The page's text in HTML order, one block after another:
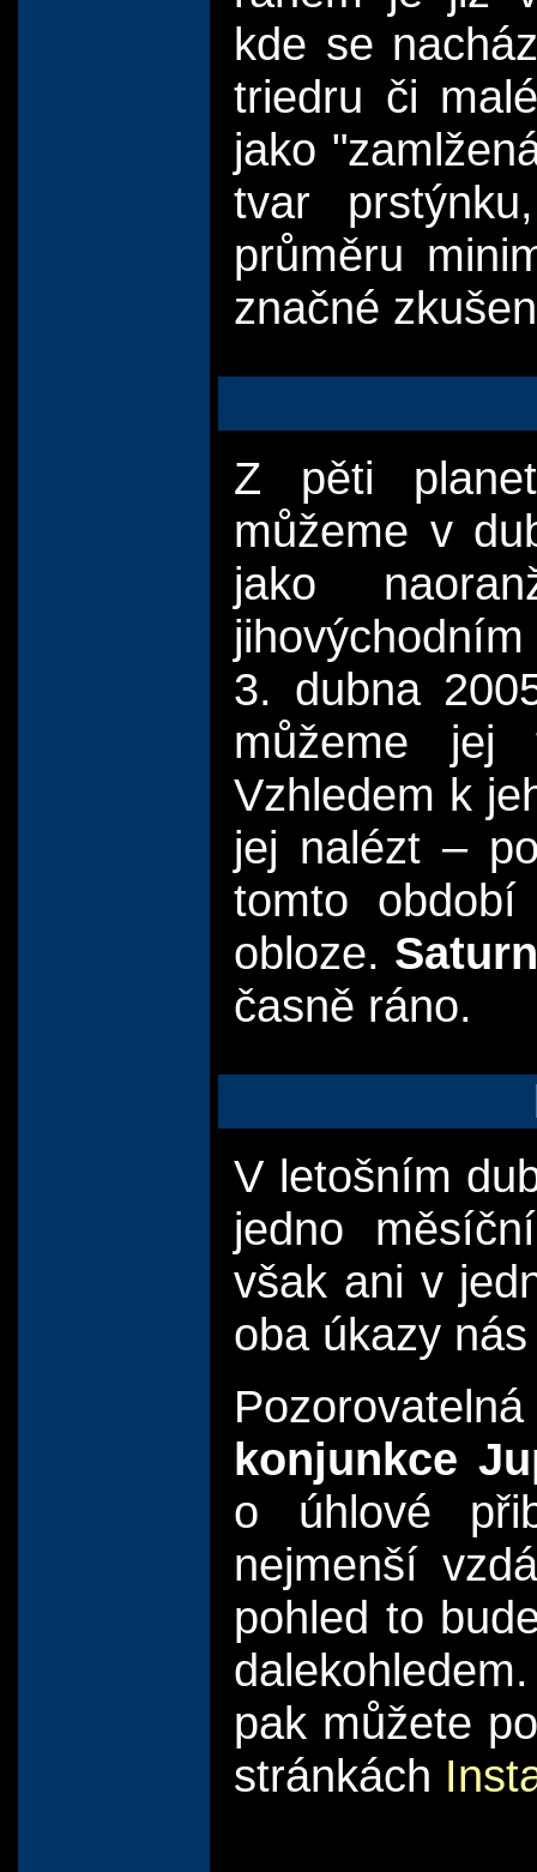
kde se
triedru či
jako
tvar
průměru
značné
Z pěti
můžeme v
jako
3. dubna
můžeme jej
Vzhledem k
jej nalézt –
tomto období
obloze. Saturn
časně ráno.
V letošním
jedno
však ani v
oba úkazy
konjunkce
o úhlové
nejmenší
pohled to
pak můžete
stránkách